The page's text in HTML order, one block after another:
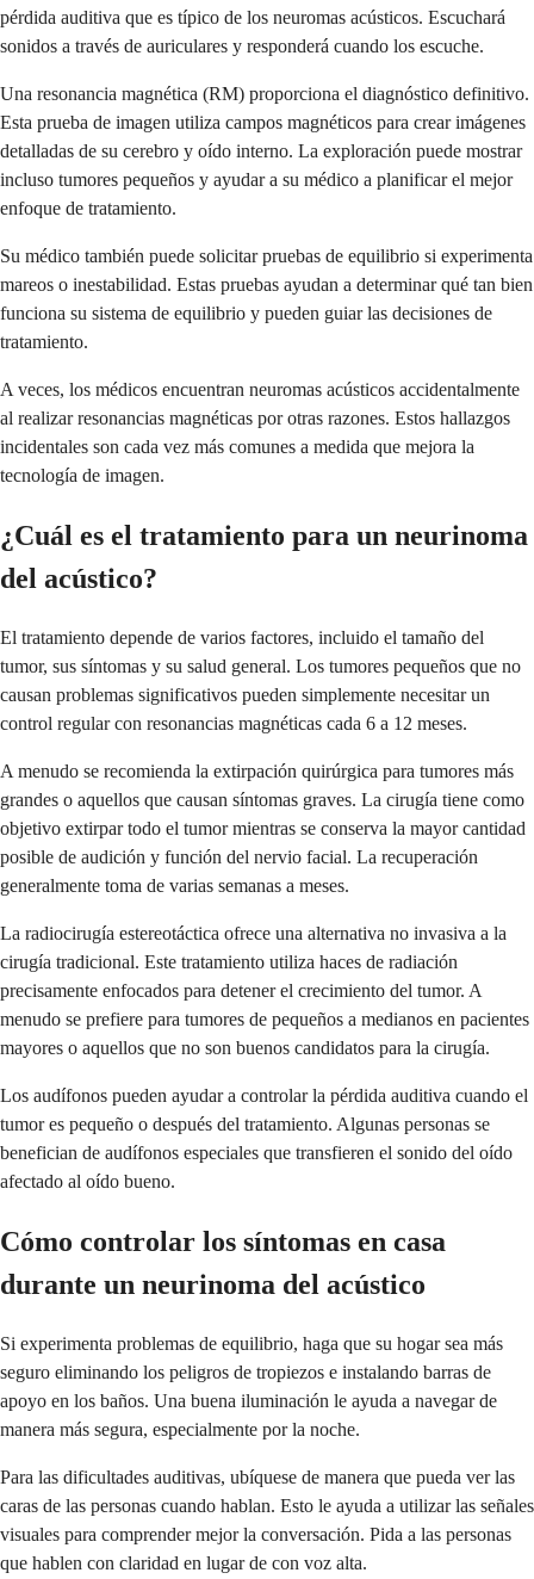
pérdida auditiva que es típico de los neuromas acústicos. Escuchará
sonidos a través de auriculares y responderá cuando los escuche.
Una resonancia magnética (RM) proporciona el diagnóstico definitivo.
Esta prueba de imagen utiliza campos magnéticos para crear imágenes
detalladas de su cerebro y oído interno. La exploración puede mostrar
incluso tumores pequeños y ayudar a su médico a planificar el mejor
enfoque de tratamiento.
Su médico también puede solicitar pruebas de equilibrio si experimenta
mareos o inestabilidad. Estas pruebas ayudan a determinar qué tan bien
funciona su sistema de equilibrio y pueden guiar las decisiones de
tratamiento.
A veces, los médicos encuentran neuromas acústicos accidentalmente
al realizar resonancias magnéticas por otras razones. Estos hallazgos
incidentales son cada vez más comunes a medida que mejora la
tecnología de imagen.
¿Cuál es el tratamiento para un neurinoma
del acústico?
El tratamiento depende de varios factores, incluido el tamaño del
tumor, sus síntomas y su salud general. Los tumores pequeños que no
causan problemas significativos pueden simplemente necesitar un
control regular con resonancias magnéticas cada 6 a 12 meses.
A menudo se recomienda la extirpación quirúrgica para tumores más
grandes o aquellos que causan síntomas graves. La cirugía tiene como
objetivo extirpar todo el tumor mientras se conserva la mayor cantidad
posible de audición y función del nervio facial. La recuperación
generalmente toma de varias semanas a meses.
La radiocirugía estereotáctica ofrece una alternativa no invasiva a la
cirugía tradicional. Este tratamiento utiliza haces de radiación
precisamente enfocados para detener el crecimiento del tumor. A
menudo se prefiere para tumores de pequeños a medianos en pacientes
mayores o aquellos que no son buenos candidatos para la cirugía.
Los audífonos pueden ayudar a controlar la pérdida auditiva cuando el
tumor es pequeño o después del tratamiento. Algunas personas se
benefician de audífonos especiales que transfieren el sonido del oído
afectado al oído bueno.
Cómo controlar los síntomas en casa
durante un neurinoma del acústico
Si experimenta problemas de equilibrio, haga que su hogar sea más
seguro eliminando los peligros de tropiezos e instalando barras de
apoyo en los baños. Una buena iluminación le ayuda a navegar de
manera más segura, especialmente por la noche.
Para las dificultades auditivas, ubíquese de manera que pueda ver las
caras de las personas cuando hablan. Esto le ayuda a utilizar las señales
visuales para comprender mejor la conversación. Pida a las personas
que hablen con claridad en lugar de con voz alta.